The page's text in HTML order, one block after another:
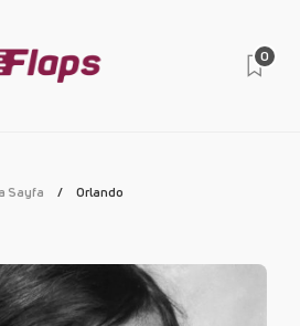
0
Sayfa Orlando